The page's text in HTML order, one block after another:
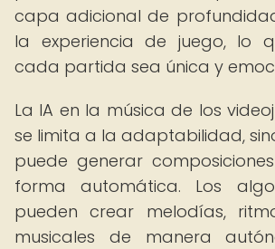
capa adicional de
la experiencia de juego, lo
cada partida sea única y
La IA en la música de los
se limita a la adaptabilidad,
puede generar
forma automática. Los
pueden crear melodías,
musicales de manera